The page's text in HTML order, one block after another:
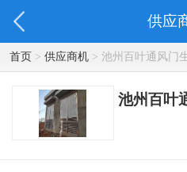
供应
首页> 供应商机> 池州百叶通风门
池州百叶